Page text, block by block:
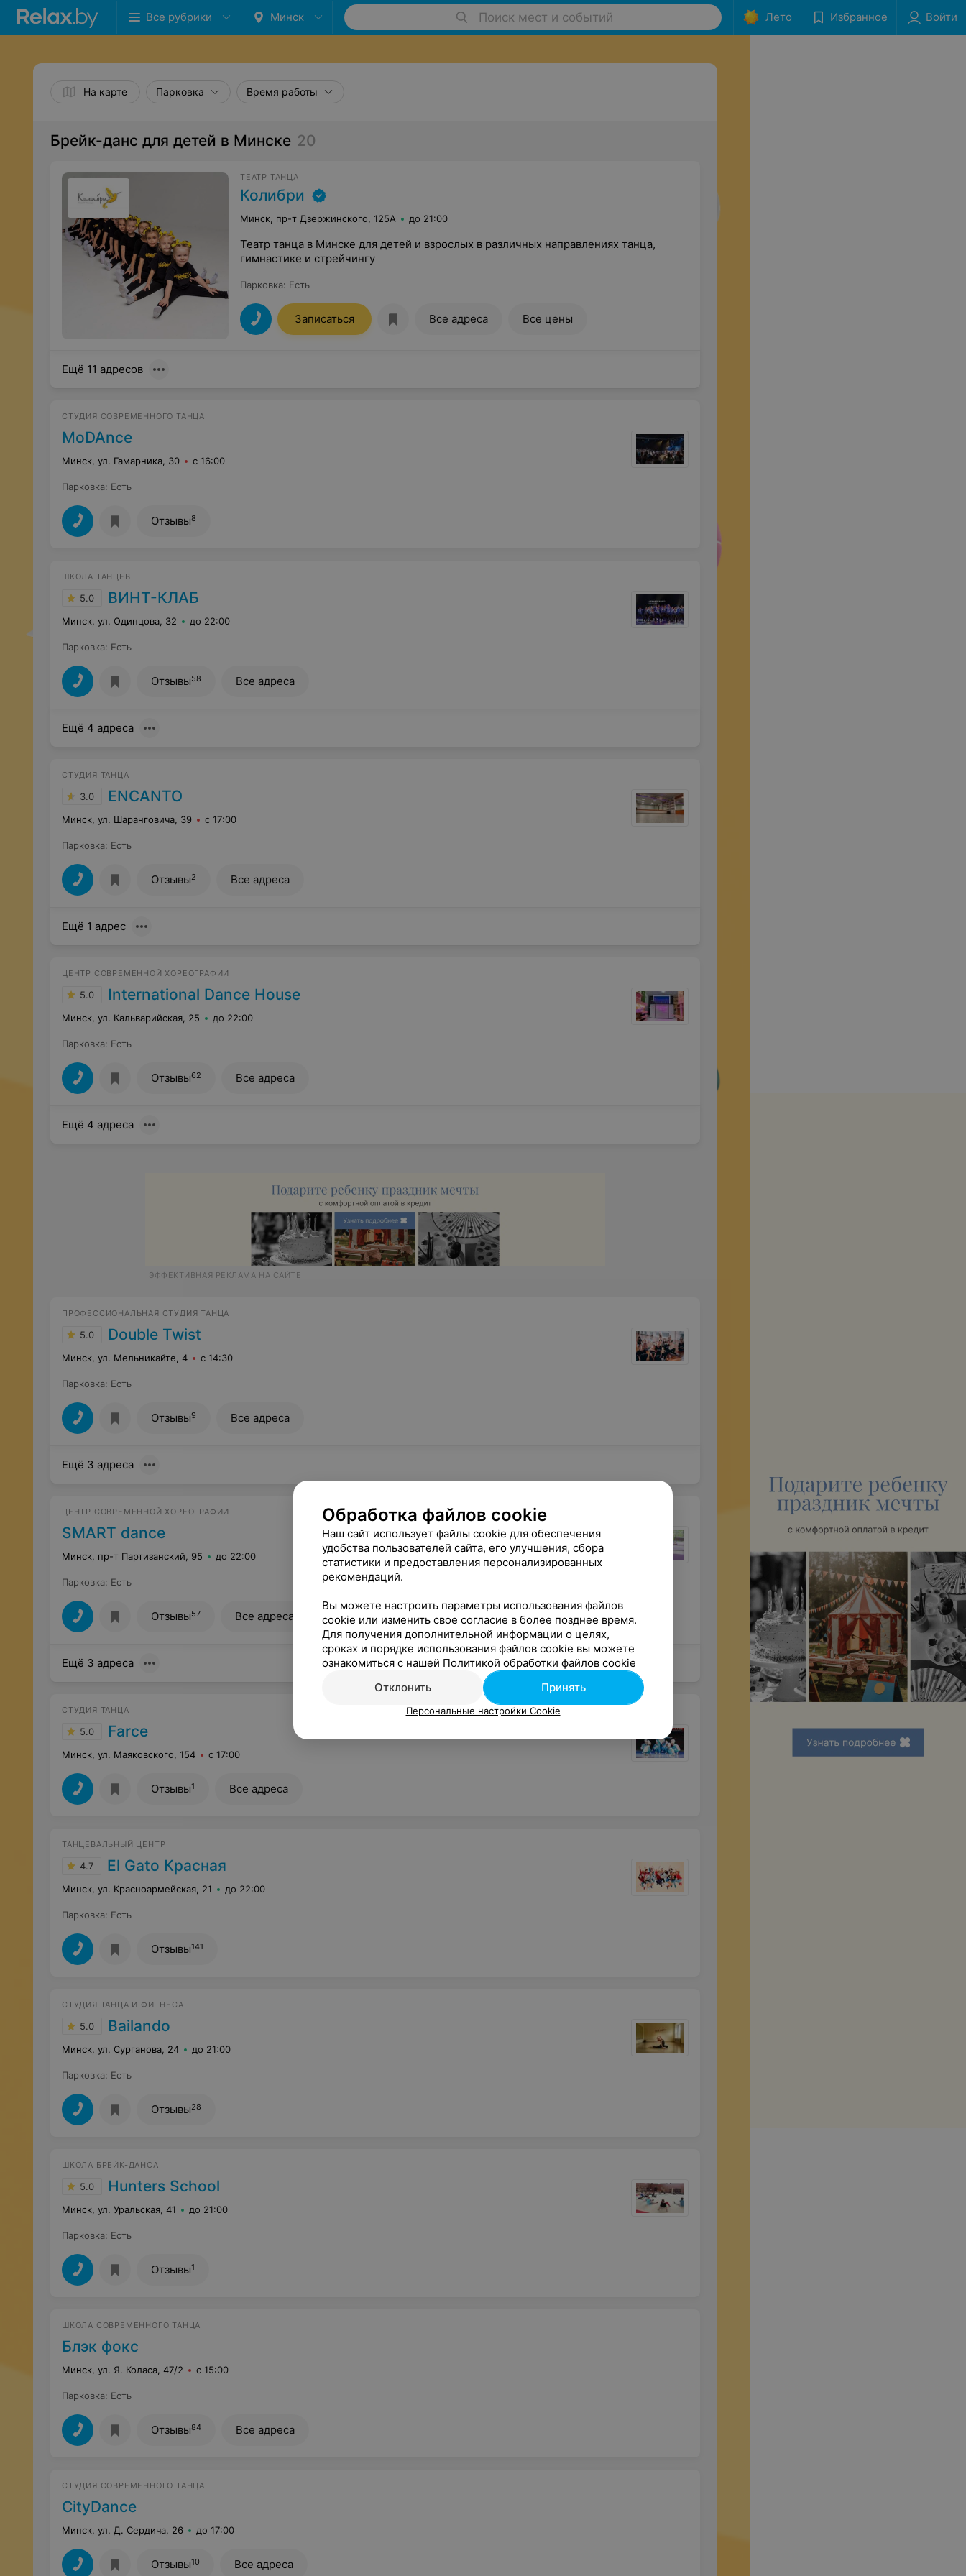
Все рубрики Минск Поиск мест и событий Лето Избранное Войти
На карте Парковка Время работы
Брейк-данс для детей в Минске 20
ТЕАТР ТАНЦА
Колибри
Минск, пр-т Дзержинского, 125А до 21:00
Театр танца в Минске для детей и взрослых в различных направлениях танца,
гимнастике и стрейчингу
Парковка: Есть
Записаться Все адреса Все цены
Ещё 11 адресов
СТУДИЯ СОВРЕМЕННОГО ТАНЦА
MoDAnce
Минск, ул. Гамарника, 30 с 16:00
Парковка: Есть
Отзывы8
ШКОЛА ТАНЦЕВ
5.0 ВИНТ-КЛАБ
Минск, ул. Одинцова, 32 до 22:00
Парковка: Есть
Отзывы58 Все адреса
Ещё 4 адреса
СТУДИЯ ТАНЦА
3.0 ENCANTO
Минск, ул. Шаранговича, 39 с 17:00
Парковка: Есть
Отзывы2 Все адреса
Ещё 1 адрес
ЦЕНТР СОВРЕМЕННОЙ ХОРЕОГРАФИИ
5.0 International Dance House
Минск, ул. Кальварийская, 25 до 22:00
Парковка: Есть
Отзывы62 Все адреса
Ещё 4 адреса
ЭФФЕКТИВНАЯ РЕКЛАМА НА САЙТЕ
ПРОФЕССИОНАЛЬНАЯ СТУДИЯ ТАНЦА
5.0 Double Twist
Минск, ул. Мельникайте, 4 с 14:30
Парковка: Есть
Отзывы9 Все адреса
Ещё 3 адреса
ЦЕНТР СОВРЕМЕННОЙ ХОРЕОГРАФИИ
SMART dance
Минск, пр-т Партизанский, 95 до 22:00
Парковка: Есть
Отзывы57 Все адреса
Ещё 3 адреса
СТУДИЯ ТАНЦА
5.0 Farce
Минск, ул. Маяковского, 154 с 17:00
Отзывы1 Все адреса
ТАНЦЕВАЛЬНЫЙ ЦЕНТР
4.7 El Gato Красная
Минск, ул. Красноармейская, 21 до 22:00
Парковка: Есть
Отзывы141
СТУДИЯ ТАНЦА И ФИТНЕСА
5.0 Bailando
Минск, ул. Сурганова, 24 до 21:00
Парковка: Есть
Отзывы28
​ШКОЛА БРЕЙК-ДАНСА
5.0 Hunters School
Минск, ул. Уральская, 41 до 21:00
Парковка: Есть
Отзывы1
ШКОЛА СОВРЕМЕННОГО ТАНЦА
Блэк фокс
Минск, ул. Я. Коласа, 47/2 с 15:00
Парковка: Есть
Отзывы84 Все адреса
СТУДИЯ СОВРЕМЕННОГО ТАНЦА
CityDance
Минск, ул. Д. Сердича, 26 до 17:00
Отзывы10 Все адреса
Обработка файлов cookie
Наш сайт использует файлы cookie для обеспечения
удобства пользователей сайта, его улучшения, сбора
статистики и предоставления персонализированных
рекомендаций.
Вы можете настроить параметры использования файлов
cookie или изменить свое согласие в более позднее время.
Для получения дополнительной информации о целях,
сроках и порядке использования файлов cookie вы можете
ознакомиться с нашей Политикой обработки файлов cookie
Отклонить
Принять
Персональные настройки Cookie